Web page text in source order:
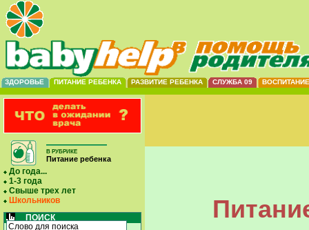
ЗДОРОВЬЕ ПИТАНИЕ РЕБЕНКА РАЗВИТИЕ РЕБЕНКА СЛУЖБА 09 ВОСПИТАНИЕ
В РУБРИКЕ
Питание ребенка
До года...
1-3 года
Свыше трех лет
Школьников
ПОИСК